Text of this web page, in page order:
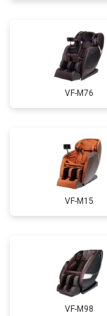
Ремонт
Замена сетевого
VF-M76
VF-M15
VF-M98